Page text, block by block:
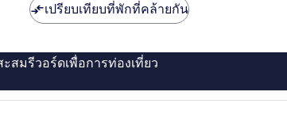
เปรียบเทียบที่พักที่คล้ายกัน
สมรีวอร์ดเพื่อการท่องเที่ยว